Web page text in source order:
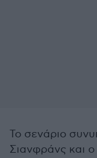
Το σενάριο
Σιανφράνς και